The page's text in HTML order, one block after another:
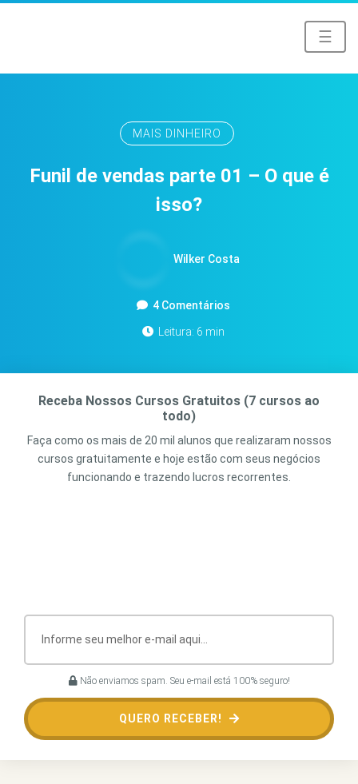
☰
MAIS DINHEIRO
Funil de vendas parte 01 – O que é
isso?
Wilker Costa
4 Comentários
Leitura: 6 min
Receba Nossos Cursos Gratuitos (7 cursos ao
todo)
Faça como os mais de 20 mil alunos que realizaram nossos
cursos gratuitamente e hoje estão com seus negócios
funcionando e trazendo lucros recorrentes.
Não enviamos spam. Seu e-mail está 100% seguro!
QUERO RECEBER!